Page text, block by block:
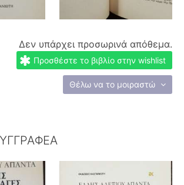
Δεν υπάρχει προσωρινά απόθεμα.
Προσθέστε το βιβλίο στην wishlist
Θέλω να το μοιραστώ